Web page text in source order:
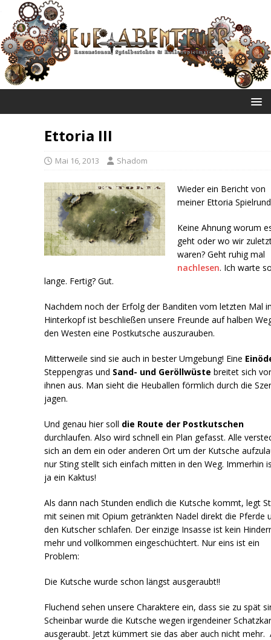
Ettoria III
Mai 16, 2013 Shadom
Wieder ein Bericht von
meiner Ettoria
Keine Ahnung worum
geht oder wo wir
waren? Geht ruhig mal
nachlesen. Ich warte
lange. Fertig? Gut.
Nachdem noch der Erfolg der Banditen vom letzten Mal
Hinterkopf ist beschließen unsere Freunde auf halben
den Westen eine Postkutsche auszurauben.
Mitterweile sind sie auch in bester Umgebung! Eine
Steppengras und Sand- und Geröllwüste breitet sich
ihnen aus. Man sieht die Heuballen förmlich durch die
jagen.
Und genau hier soll die Route der Postkutschen
durchlaufen. Also wird schnell ein Plan gefasst. Alle
sich an dem ein oder anderen Ort um der Kutsche
nur Sting stellt sich einfach mitten in den Weg. Immerhin
ja ein Kaktus!
Als dann nach Stunden endlich die Kutsche kommt, legt
mit seinen mit Opium getränkten Nadel direkt die Pferde
den Kutscher schlafen. Der einzige Insasse ist kein
mehr und vollkommen eingeschüchtert. Nur eins ist ein
Problem:
Die Kutsche wurde schon längst ausgeraubt!!
Fluchend sehen unsere Charaktere ein, dass sie zu spät
Scheinbar wurde die Kutsche wegen irgendeiner
ausgeraubt. Jetzt kümmert sie das aber auch nicht mehr.